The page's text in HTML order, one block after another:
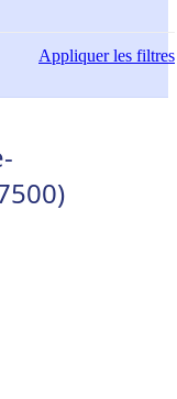
Appliquerles filtres